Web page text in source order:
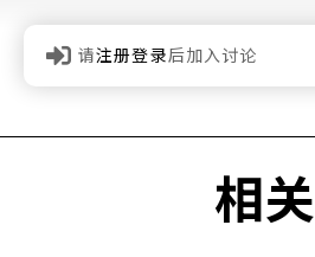
请注册登录后加入讨论
相关